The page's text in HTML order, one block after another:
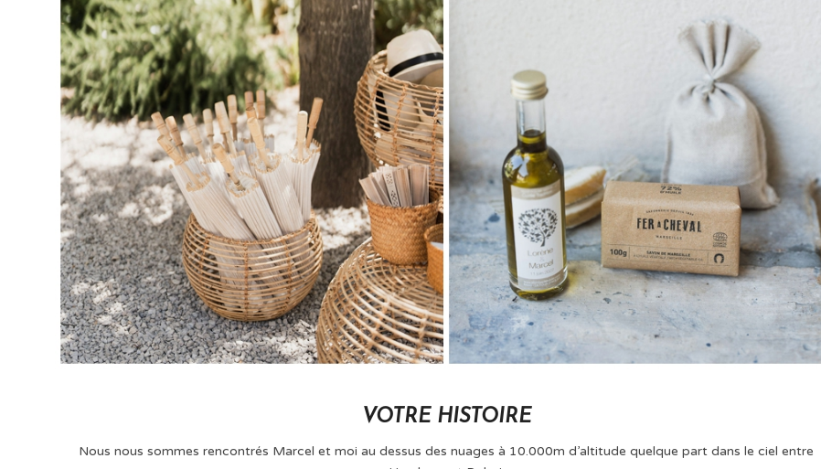
VOTRE HISTOIRE
Nous nous sommes rencontrés Marcel et moi au dessus des nuages à 10.000m d’altitude quelque part dans le ciel entre